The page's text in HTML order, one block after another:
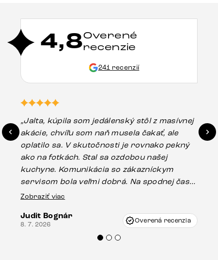
4,8Overené
recenzie
241 recenzií
„Jalta, kúpila som jedálenský stôl z masívnej
akácie, chvíľu som naň musela čakať, ale
oplatilo sa. V skutočnosti je rovnako pekný
ako na fotkách. Stal sa ozdobou našej
kuchyne. Komunikácia so zákazníckym
servisom bola veľmi dobrá. Na spodnej časti
stola bolo malé poškodenie, pravdepodobne
Vincze pri riešení mojej záležitosti pristúpili
veľmi korektne. Odporúčam produkty Delife
Zobraziť viac
Judit Bognár
8. 7. 2026 Overená recenzia